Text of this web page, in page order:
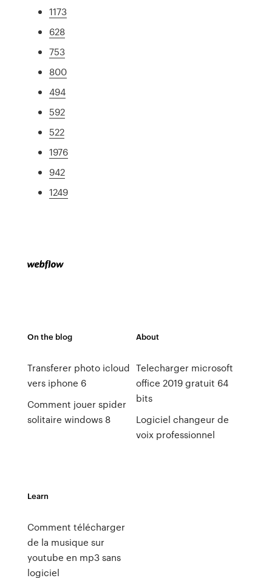
1173
628
753
800
494
592
522
1976
942
1249
On the blog
Transferer photo icloud
vers iphone 6
Comment jouer spider
solitaire windows 8
About
Telecharger microsoft
office 2019 gratuit 64
bits
Logiciel changeur de
voix professionnel
Learn
Comment télécharger
de la musique sur
youtube en mp3 sans
logiciel